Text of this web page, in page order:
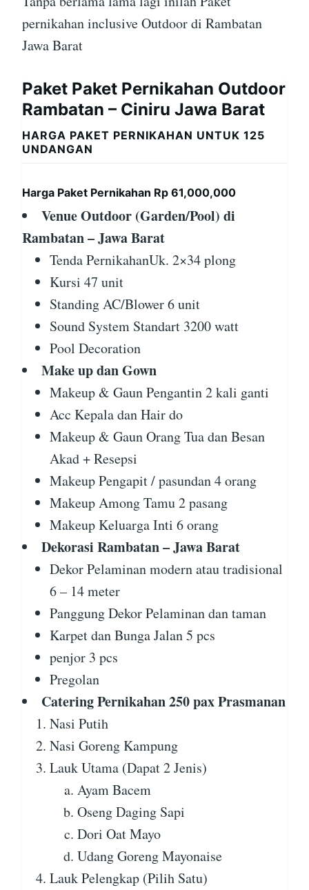
pernikahan inclusive Outdoor di Rambatan
Jawa Barat
Paket Paket Pernikahan Outdoor
Rambatan – Ciniru Jawa Barat
HARGA PAKET PERNIKAHAN UNTUK 125
UNDANGAN
Harga Paket Pernikahan Rp 61,000,000
Venue Outdoor (Garden/Pool) di
Rambatan – Jawa Barat
Tenda PernikahanUk. 2×34 plong
Kursi 47 unit
Standing AC/Blower 6 unit
Sound System Standart 3200 watt
Pool Decoration
Make up dan Gown
Makeup & Gaun Pengantin 2 kali ganti
Acc Kepala dan Hair do
Makeup & Gaun Orang Tua dan Besan
Akad + Resepsi
Makeup Pengapit / pasundan 4 orang
Makeup Among Tamu 2 pasang
Makeup Keluarga Inti 6 orang
Dekorasi Rambatan – Jawa Barat
Dekor Pelaminan modern atau tradisional
6 – 14 meter
Panggung Dekor Pelaminan dan taman
Karpet dan Bunga Jalan 5 pcs
penjor 3 pcs
Pregolan
Catering Pernikahan 250 pax Prasmanan
Nasi Putih
Nasi Goreng Kampung
Lauk Utama (Dapat 2 Jenis)
Ayam Bacem
Oseng Daging Sapi
Dori Oat Mayo
Udang Goreng Mayonaise
Lauk Pelengkap (Pilih Satu)